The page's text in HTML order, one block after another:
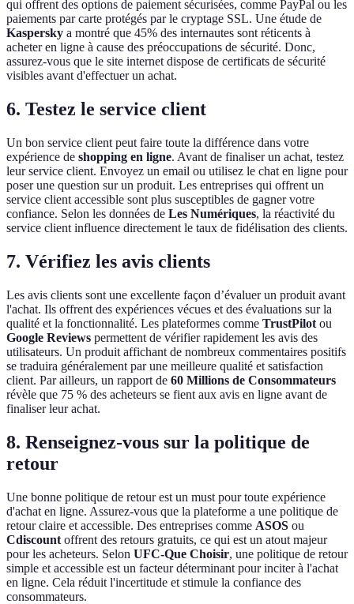
qui offrent des options de paiement sécurisées, comme PayPal ou les
paiements par carte protégés par le cryptage SSL. Une étude de
Kaspersky a montré que 45% des internautes sont réticents à
acheter en ligne à cause des préoccupations de sécurité. Donc,
assurez-vous que le site internet dispose de certificats de sécurité
visibles avant d'effectuer un achat.
6. Testez le service client
Un bon service client peut faire toute la différence dans votre
expérience de shopping en ligne. Avant de finaliser un achat, testez
leur service client. Envoyez un email ou utilisez le chat en ligne pour
poser une question sur un produit. Les entreprises qui offrent un
service client accessible sont plus susceptibles de gagner votre
confiance. Selon les données de Les Numériques, la réactivité du
service client influence directement le taux de fidélisation des clients.
7. Vérifiez les avis clients
Les avis clients sont une excellente façon d’évaluer un produit avant
l'achat. Ils offrent des expériences vécues et des évaluations sur la
qualité et la fonctionnalité. Les plateformes comme TrustPilot ou
Google Reviews permettent de vérifier rapidement les avis des
utilisateurs. Un produit affichant de nombreux commentaires positifs
se traduira généralement par une meilleure qualité et satisfaction
client. Par ailleurs, un rapport de 60 Millions de Consommateurs
révèle que 75 % des acheteurs se fient aux avis en ligne avant de
finaliser leur achat.
8. Renseignez-vous sur la politique de
retour
Une bonne politique de retour est un must pour toute expérience
d'achat en ligne. Assurez-vous que la plateforme a une politique de
retour claire et accessible. Des entreprises comme ASOS ou
Cdiscount offrent des retours gratuits, ce qui est un atout majeur
pour les acheteurs. Selon UFC-Que Choisir, une politique de retour
simple et accessible est un facteur déterminant pour inciter à l'achat
en ligne. Cela réduit l'incertitude et stimule la confiance des
consommateurs.